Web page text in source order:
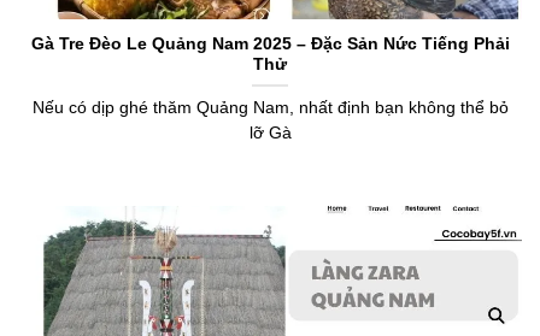
Gà Tre Đèo Le Quảng Nam 2025 – Đặc Sản Nức Tiếng Phải
Thử
Nếu có dịp ghé thăm Quảng Nam, nhất định bạn không thể bỏ
lỡ Gà